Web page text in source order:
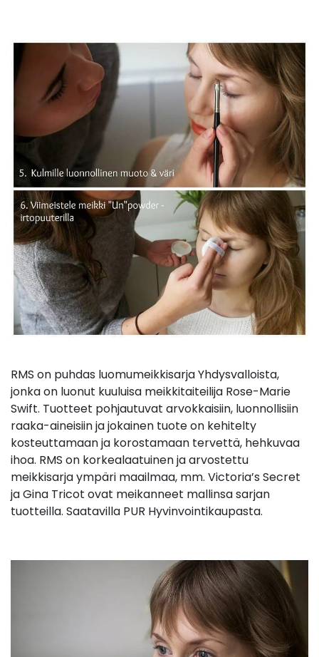
RMS on puhdas luomumeikkisarja Yhdysvalloista,
jonka on luonut kuuluisa meikkitaiteilija Rose-Marie
Swift. Tuotteet pohjautuvat arvokkaisiin, luonnollisiin
raaka-aineisiin ja jokainen tuote on kehitelty
kosteuttamaan ja korostamaan tervettä, hehkuvaa
ihoa. RMS on korkealaatuinen ja arvostettu
meikkisarja ympäri maailmaa, mm. Victoria’s Secret
ja Gina Tricot ovat meikanneet mallinsa sarjan
tuotteilla. Saatavilla PUR Hyvinvointikaupasta.